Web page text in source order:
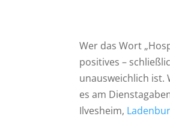
Wer das Wort
positives –
unausweichlich ist.
es am
Ilvesheim,